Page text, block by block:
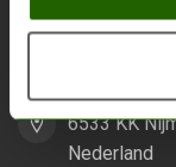
Alles voor je
6533 KK
Nederland